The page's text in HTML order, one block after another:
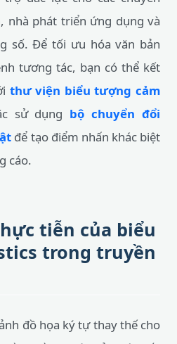
nhà phát triển ứng dụng và
số. Để tối ưu hóa văn bản
tương tác, bạn có thể kết
thư viện biểu tượng cảm
sử dụng bộ chuyển đổi
để tạo điểm nhấn khác biệt
cáo.
tiễn của biểu
trong truyền
đồ họa ký tự thay thế cho